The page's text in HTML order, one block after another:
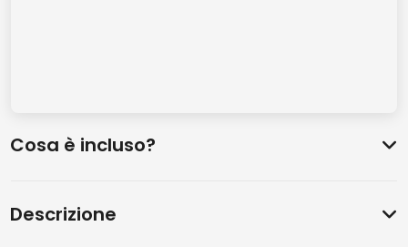
Cosa è incluso?
Descrizione